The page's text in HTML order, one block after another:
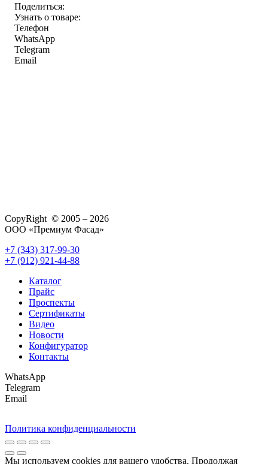
Поделиться:
Узнать о товаре:
Телефон
WhatsApp
Telegram
Email
CopyRight © 2005 – 2026
ООО «Премиум Фасад»
+7 (343) 317-99-30
+7 (912) 921-44-88
Каталог
Прайс
Проспекты
Сертификаты
Видео
Новости
Конфигуратор
Контакты
WhatsApp
Telegram
Email
Политика конфиденциальности
Мы используем cookies для вашего удобства. Продолжая